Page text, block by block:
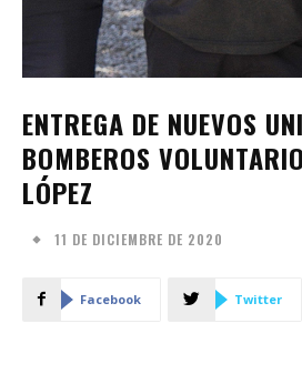
ENTREGA DE NUEVOS
BOMBEROS
LÓPEZ
11 DE DICIEMBRE DE 2020
Facebook Twitter